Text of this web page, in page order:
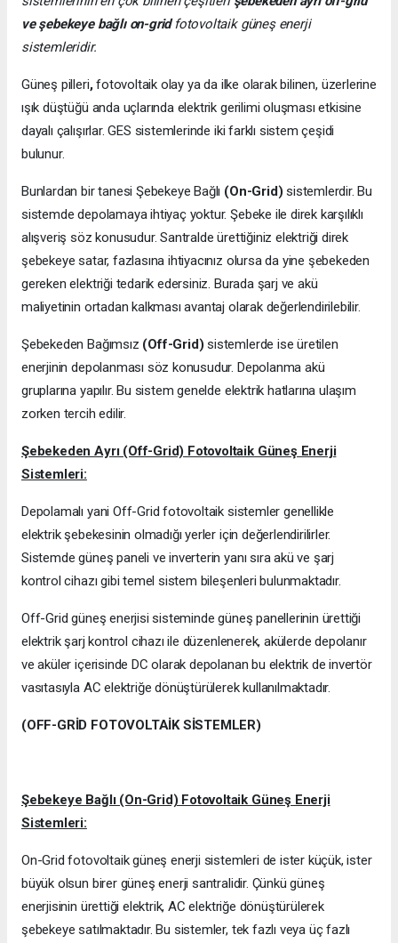
ve şebekeye bağlı on-gridfotovoltaik güneş enerji
sistemleridir.
Güneş pilleri,fotovoltaik olay ya da ilke olarak bilinen, üzerlerine
ışık düştüğü anda uçlarında elektrik gerilimi oluşması etkisine
dayalı çalışırlar. GES sistemlerinde iki farklı sistem çeşidi
bulunur.
Bunlardan bir tanesi Şebekeye Bağlı (On-Grid) sistemlerdir. Bu
sistemde depolamaya ihtiyaç yoktur. Şebeke ile direk karşılıklı
alışveriş söz konusudur. Santralde ürettiğiniz elektriği direk
şebekeye satar, fazlasına ihtiyacınız olursa da yine şebekeden
gereken elektriği tedarik edersiniz. Burada şarj ve akü
maliyetinin ortadan kalkması avantaj olarak değerlendirilebilir.
Şebekeden Bağımsız (Off-Grid) sistemlerde ise üretilen
enerjinin depolanması söz konusudur. Depolanma akü
gruplarına yapılır. Bu sistem genelde elektrik hatlarına ulaşım
zorken tercih edilir.
Şebekeden Ayrı (Off-Grid) Fotovoltaik Güneş Enerji
Sistemleri:
Depolamalı yani Off-Grid fotovoltaik sistemler genellikle
elektrik şebekesinin olmadığı yerler için değerlendirilirler.
Sistemde güneş paneli ve inverterin yanı sıra akü ve şarj
kontrol cihazı gibi temel sistem bileşenleri bulunmaktadır.
Off-Grid güneş enerjisi sisteminde güneş panellerinin ürettiği
elektrik şarj kontrol cihazı ile düzenlenerek, akülerde depolanır
ve aküler içerisinde DC olarak depolanan bu elektrik de invertör
vasıtasıyla AC elektriğe dönüştürülerek kullanılmaktadır.
(OFF-GRİD FOTOVOLTAİK SİSTEMLER)
Şebekeye Bağlı (On-Grid) Fotovoltaik Güneş Enerji
Sistemleri:
On-Grid fotovoltaik güneş enerji sistemleri de ister küçük, ister
büyük olsun birer güneş enerji santralidir. Çünkü güneş
enerjisinin ürettiği elektrik, AC elektriğe dönüştürülerek
şebekeye satılmaktadır. Bu sistemler, tek fazlı veya üç fazlı